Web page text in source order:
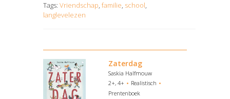
Tags: Vriendschap, familie, school,
langlevelezen
Zaterdag
Saskia Halfmouw
2+, 4+
Realistisch
Prentenboek